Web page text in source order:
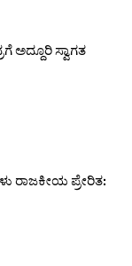
ಅದ್ದೂರಿ ಸ್ವಾಗತ
ರಾಜಕೀಯ ಪ್ರೇರಿತ: